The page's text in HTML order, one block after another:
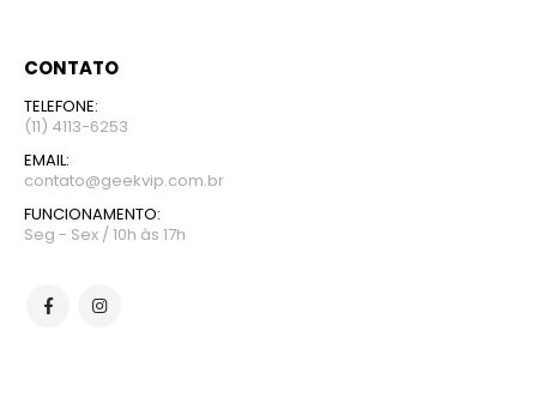
CONTATO
TELEFONE:
(11) 4113-6253
EMAIL:
contato@geekvip.com.br
FUNCIONAMENTO:
Seg - Sex / 10h às 17h